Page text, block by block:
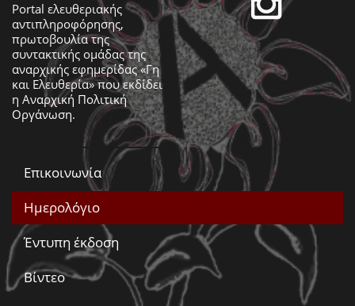
Portal ελευθεριακής
αντιπληροφόρησης,
πρωτοβουλία της
συντακτικής ομάδας της
αναρχικής εφημερίδας «Γη
και Ελευθερία» που εκδίδει
η Αναρχική Πολιτική
Οργάνωση.
Επικοινωνία
Ημερολόγιο
Έντυπη έκδοση
Βίντεο